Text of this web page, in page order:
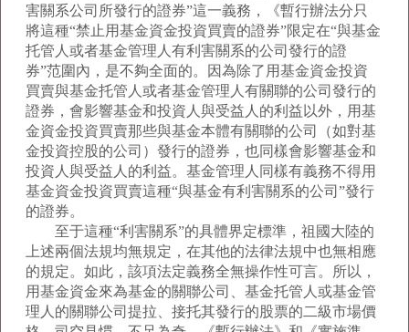
害關系公司所發行的證券”這一義務，《暫行辦法分只
將這種“禁止用基金資金投資買賣的證券”限定在“與基金
托管人或者基金管理人有利害關系的公司發行的證
券”范圍內，是不夠全面的。因為除了用基金資金投資
買賣與基金托管人或者基金管理人有關聯的公司發行的
證券，會影響基金和投資人與受益人的利益以外，用基
金資金投資買賣那些與基金本體有關聯的公司（如對基
金投資控股的公司）發行的證券，也同樣會影響基金和
投資人與受益人的利益。基金管理人同樣有義務不得用
基金資金投資買賣這種“與基金有利害關系的公司”發行
的證券。
至于這種“利害關系”的具體界定標準，祖國大陸的
上述兩個法規均無規定，在其他的法律法規中也無相應
的規定。如此，該項法定義務全無操作性可言。所以，
用基金資金來為基金的關聯公司、基金托管人或基金管
理人的關聯公司提拉、接托其發行的股票的二級市場價